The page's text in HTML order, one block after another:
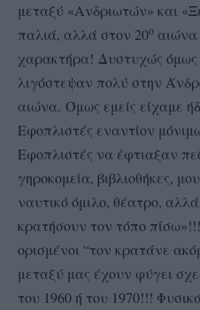
μεταξύ «Ανδριωτών» και
παλιά, αλλά στον 20ο
χαρακτήρα! Δυστυχώς όμως
λιγόστεψαν πολύ στην
αιώνα. Όμως εμείς είχαμε
Εφοπλιστές εναντίον
Εφοπλιστές να έφτιαξαν
γηροκομεία, βιβλιοθήκες,
ναυτικό όμιλο, θέατρο,
κρατήσουν τον τόπο
ορισμένοι “τον κρατάνε
μεταξύ μας έχουν φύγει
του 1960 ή του 1970!!!